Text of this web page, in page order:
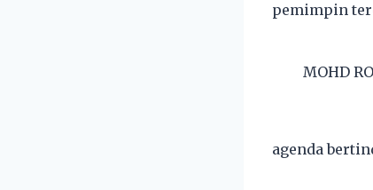
pemimpin
MOHD
agenda